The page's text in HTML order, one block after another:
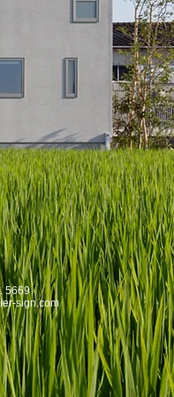
5669
sign.com